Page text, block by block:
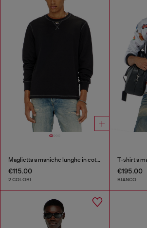
Maglietta a maniche lunghe in cotone con Oval D
€115.00
2 COLORI
€195.00
BIANCO